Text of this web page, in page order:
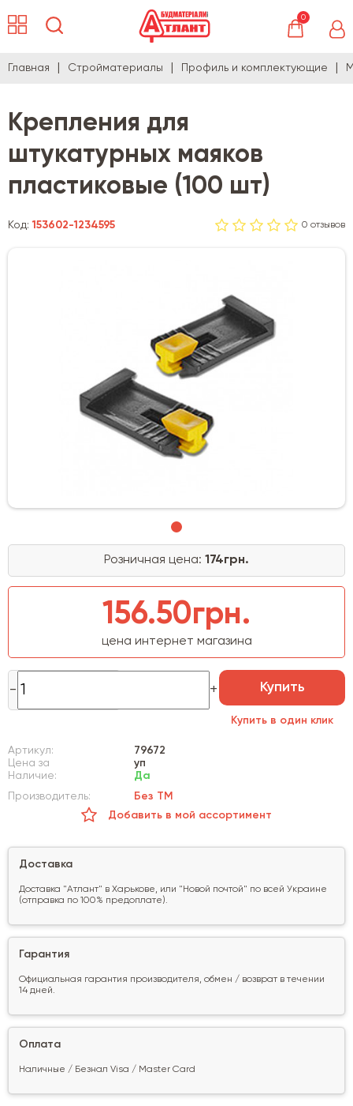
0
Главная Стройматериалы Профиль и комплектующие
Крепления для
штукатурных маяков
пластиковые (100 шт)
Код:153602-1234595 0 отзывов
Розничная цена: 174грн.
156.50грн.
цена интернет магазина
Купить
Купить в один клик
Артикул:
79672
Цена за
уп
Наличие:
Да
Производитель:
Без ТМ
Добавить в мой ассортимент
Доставка
Доставка "Атлант" в Харькове, или "Новой почтой" по всей Украине
(отправка по 100% предоплате).
Гарантия
Официальная гарантия производителя, обмен / возврат в течении
14 дней.
Оплата
Наличные / Безнал Visa / Master Card